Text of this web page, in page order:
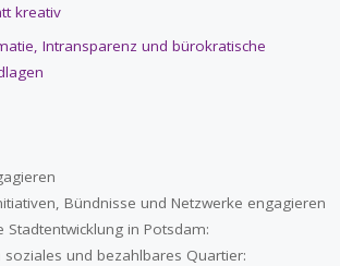
kreativ
Intransparenz und bürokratische
Bündnisse und Netzwerke engagieren
Stadtentwicklung in Potsdam:
und bezahlbares Quartier: